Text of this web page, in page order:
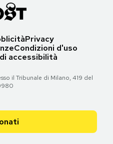
Privacy
Condizioni d'uso
accessibilità
il Tribunale di Milano, 419 del